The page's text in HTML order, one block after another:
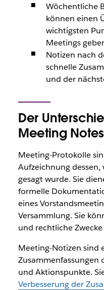
Wöchentliche
können einen
wichtigsten
Meetings
Notizen nach
schnelle
und der
Der
Meeting
Meeting-Protokolle
Aufzeichnung
gesagt wurde. Sie
formelle
eines
Versammlung. Sie
und rechtliche
Meeting-Notizen sind
Zusammenfassungen
und Aktionspunkte.
Verbesserung der